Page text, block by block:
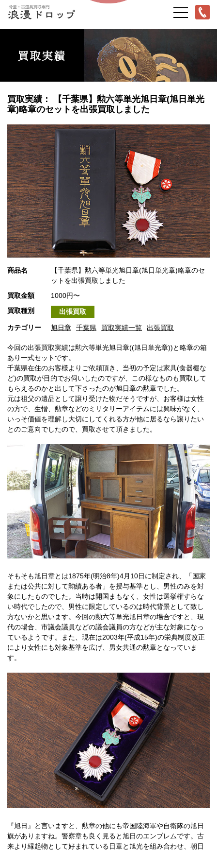
買取実績： 【千葉県】勲六等単光旭日章(旭日単光
章)略章のセットを出張買取しました
商品名
【千葉県】勲六等単光旭日章(旭日単光章)略章のセ
ットを出張買取しました
買取金額
1000円〜
買取種別
出張買取
カテゴリー 旭日章 千葉県 買取実績一覧 出張買取
今回の出張買取実績は勲六等単光旭日章((旭日単光章))と略章の箱
あり一式セットです。
千葉県在住のお客様よりご依頼頂き、当初の予定は家具(食器棚な
ど)の買取が目的でお伺いしたのですが、この様なものも買取して
もらえるのかと出して下さったのが旭日章の勲章でした。
元は祖父の遺品として譲り受けた物だそうですが、お客様は女性
の方で、生憎、勲章などのミリタリーアイテムには興味がなく、
いっそ価値を理解し大切にしてくれる方が他に居るなら譲りたい
とのご意向でしたので、買取させて頂きました。
そもそも旭日章とは1875年(明治8年)4月10日に制定され、「国家
または公共に対して勲績ある者」を授与基準とし、男性のみを対
象にしたものでした。当時は開国まもなく、女性は選挙権すらな
い時代でしたので、男性に限定しているのは時代背景として致し
方ないかと思います。今回の勲六等単光旭日章の場合ですと、現
代の場合、市議会議員などの議会議員の方などが主な対象になっ
ているようです。また、現在は2003年(平成15年)の栄典制度改正
により女性にも対象基準を広げ、男女共通の勲章となっていま
す。
『旭日』と言いますと、勲章の他にも帝国陸海軍や自衛隊の旭日
旗がありますね。警察章も良く見ると旭日のエンブレムです。古
来より縁起物として好まれている日章と旭光を組み合わせ、朝日